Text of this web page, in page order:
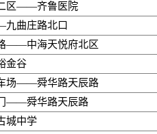
区——齐鲁医院
曲庄路北口
——中海天悦府北区
金谷
场——舜华路天辰路
——舜华路天辰路
城中学